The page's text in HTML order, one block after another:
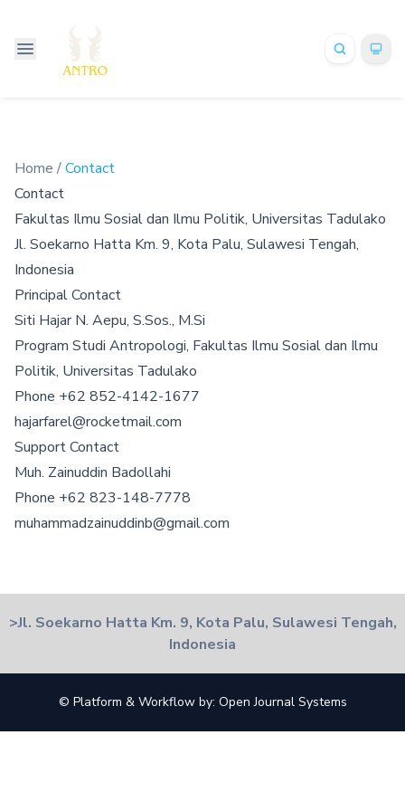
Home /Contact
Contact
Fakultas Ilmu Sosial dan Ilmu Politik, Universitas Tadulako
Jl. Soekarno Hatta Km. 9, Kota Palu, Sulawesi Tengah,
Indonesia
Principal Contact
Siti Hajar N. Aepu, S.Sos., M.Si
Program Studi Antropologi, Fakultas Ilmu Sosial dan Ilmu
Politik, Universitas Tadulako
Phone +62 852-4142-1677
hajarfarel@rocketmail.com
Support Contact
Muh. Zainuddin Badollahi
Phone +62 823-148-7778
muhammadzainuddinb@gmail.com
>Jl. Soekarno Hatta Km. 9, Kota Palu, Sulawesi Tengah,
Indonesia
© Platform & Workflow by: Open Journal Systems